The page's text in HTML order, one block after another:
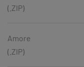
(.ZIP)
Amore
(.ZIP)